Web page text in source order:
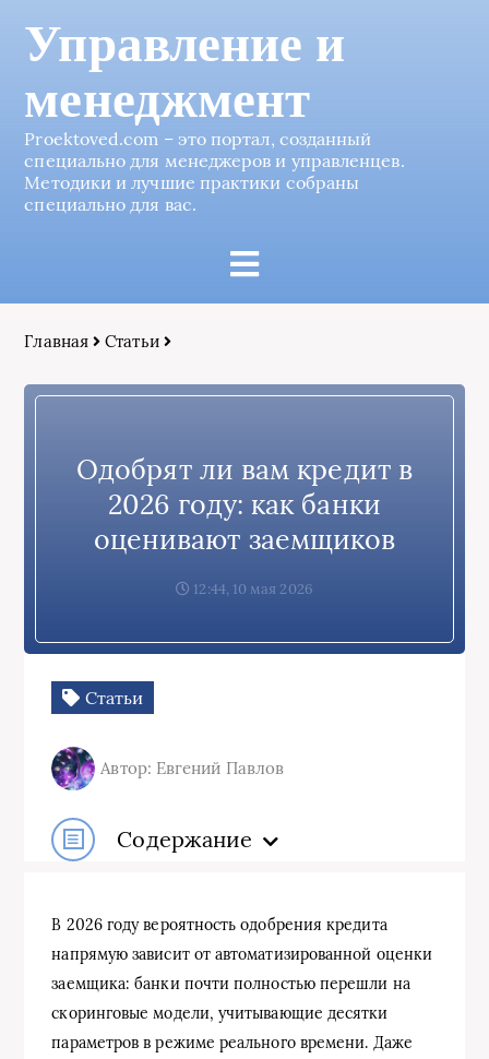
Управление и
менеджмент
Proektoved.com – это портал, созданный
специально для менеджеров и управленцев.
Методики и лучшие практики собраны
специально для вас.
Главная Статьи
Одобрят ли вам кредит в
2026 году: как банки
оценивают заемщиков
12:44, 10 мая 2026
Статьи
Автор: Евгений Павлов
Содержание
В 2026 году вероятность одобрения кредита
напрямую зависит от автоматизированной оценки
заемщика: банки почти полностью перешли на
скоринговые модели, учитывающие десятки
параметров в режиме реального времени. Даже